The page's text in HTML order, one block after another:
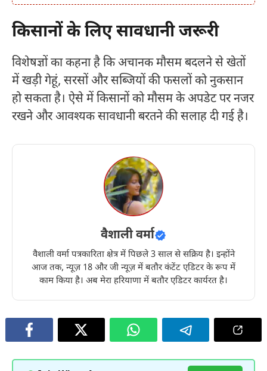
किसानों के लिए सावधानी जरूरी
विशेषज्ञों का कहना है कि अचानक मौसम बदलने से खेतों
में खड़ी गेहूं, सरसों और सब्जियों की फसलों को नुकसान
हो सकता है। ऐसे में किसानों को मौसम के अपडेट पर नजर
रखने और आवश्यक सावधानी बरतने की सलाह दी गई है।
वैशाली वर्मा
वैशाली वर्मा पत्रकारिता क्षेत्र में पिछले 3 साल से सक्रिय है। इन्होंने
आज तक, न्यूज़ 18 और जी न्यूज़ में बतौर कंटेंट एडिटर के रूप में
काम किया है। अब मेरा हरियाणा में बतौर एडिटर कार्यरत है।